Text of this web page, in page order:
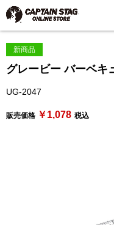
新商品
グレービー バーベキ
UG-2047
販売価格 ￥1,078 税込